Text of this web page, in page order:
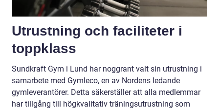
Utrustning och faciliteter i
toppklass
Sundkraft Gym i Lund har noggrant valt sin utrustning i
samarbete med Gymleco, en av Nordens ledande
gymleverantörer. Detta säkerställer att alla medlemmar
har tillgång till högkvalitativ träningsutrustning som